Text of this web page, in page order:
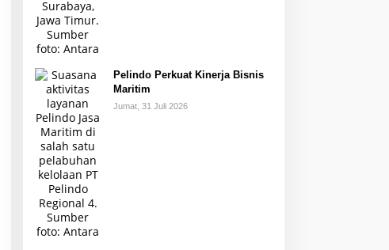
Pelindo Perkuat Kinerja Bisnis
Maritim
Jumat, 31 Juli 2026